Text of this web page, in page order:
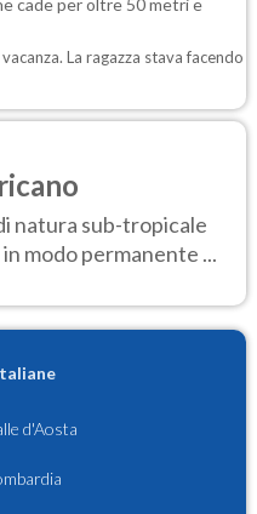
cade per oltre 50 metri e
La ragazza stava facendo
natura sub-tropicale
modo permanente ...
d'Aosta